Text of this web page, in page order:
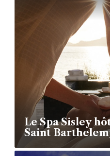
Le Spa Sisley
Saint